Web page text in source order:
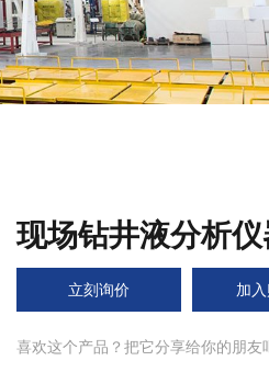
现场钻井液分析
立刻询价 加
喜欢这个产品？把它分享给你的朋友